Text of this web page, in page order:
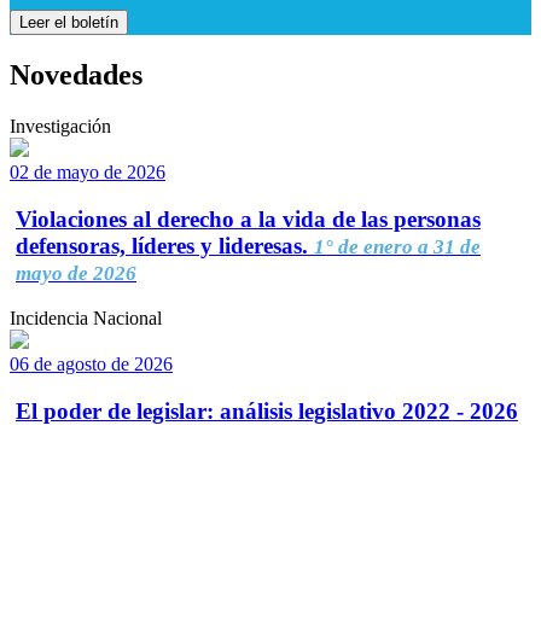
Leer el boletín
Novedades
Investigación
02 de mayo de 2026
Violaciones al derecho a la vida de las personas
defensoras, líderes y lideresas. 1° de enero a 31 de
mayo de 2026
Incidencia Nacional
06 de agosto de 2026
El poder de legislar: análisis legislativo 2022 - 2026